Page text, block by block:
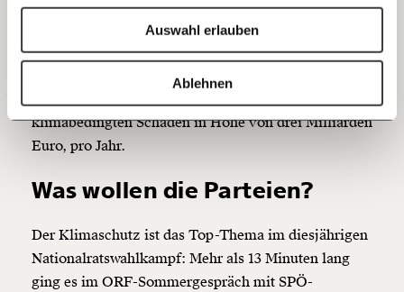
Auswahl erlauben
Ablehnen
Ich spende einmalig
20€ 40€
150€
Ich möchte meine Spende verschenken.
Geschenkurkunde im PDF-Format, welche Du
ausdrucken oder weiterleiten und verschenken
kannst.
Bluesky
https://www.moment.at/story/wer-hat-angst-vor-der-co2-steuer/
Klimaökonom der Universität Graz zuMoment. Im
vergangenen Jahr gab es 766 Hitzetote, fast doppelt
so viele wie im Straßenverkehr. Die Zahl werde
weiter steigen, so Experte Steininger. Für die Jahre
2020 bis 2030 rechnet er mit wetter- und
klimabedingten Schäden in Höhe von drei Milliarden
Euro, pro Jahr.
Was wollen die Parteien?
Der Klimaschutz ist das Top-Thema im diesjährigen
Nationalratswahlkampf: Mehr als 13 Minuten lang
ging es im ORF-Sommergespräch mit SPÖ-